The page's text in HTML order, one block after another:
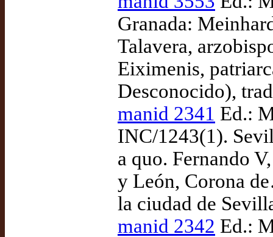
Granada:
Talavera,
Eiximenis,
Desconocido),
manid 2341 Ed.:
INC/1243(1).
a quo. Fernando
y León, Corona
la ciudad de
manid 2342 Ed.: